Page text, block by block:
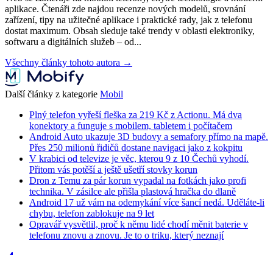
aplikace. Čtenáři zde najdou recenze nových modelů, srovnání
zařízení, tipy na užitečné aplikace i praktické rady, jak z telefonu
dostat maximum. Obsah sleduje také trendy v oblasti elektroniky,
softwaru a digitálních služeb – od...
Všechny články tohoto autora →
Další články z kategorie Mobil
Plný telefon vyřeší fleška za 219 Kč z Actionu. Má dva
konektory a funguje s mobilem, tabletem i počítačem
Android Auto ukazuje 3D budovy a semafory přímo na mapě.
Přes 250 milionů řidičů dostane navigaci jako z kokpitu
V krabici od televize je věc, kterou 9 z 10 Čechů vyhodí.
Přitom vás potěší a ještě ušetří stovky korun
Dron z Temu za pár korun vypadal na fotkách jako profi
technika. V zásilce ale přišla plastová hračka do dlaně
Android 17 už vám na odemykání více šancí nedá. Uděláte-li
chybu, telefon zablokuje na 9 let
Opravář vysvětlil, proč k němu lidé chodí měnit baterie v
telefonu znovu a znovu. Je to o triku, který neznají